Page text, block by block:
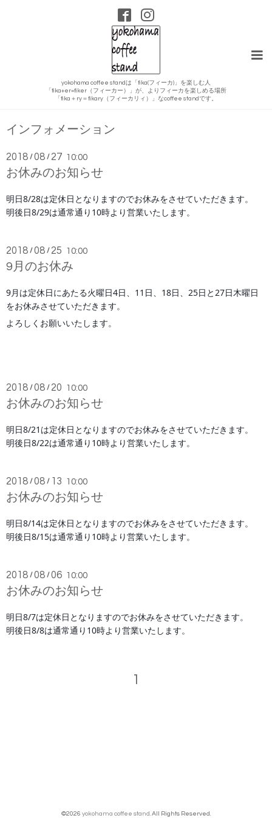
yokohama coffee standは「fika(フィーカ)」を楽しむ人
「fika+er=fiker（フィーカー）」が、よりフィーカを楽しめる場所
「fika＋ry＝fikary（フィーカリィ）」なcoffee standです。
インフォメーション
2018 /08 / 27 10:00
お休みのお知らせ
明日8/28は定休日となりますのでお休みをさせていただきます。
明後日8/29は通常通り10時より営業いたします。
2018 /08 / 25 10:00
9月のお休み
9月は定休日にあたる火曜日4日、11日、18日、25日と27日木曜日
をお休みさせていただきます。
よろしくお願いいたします。
2018 /08 / 20 10:00
お休みのお知らせ
明日8/21は定休日となりますのでお休みをさせていただきます。
明後日8/22は通常通り10時より営業いたします。
2018 /08 / 13 10:00
お休みのお知らせ
明日8/14は定休日となりますのでお休みをさせていただきます。
明後日8/15は通常通り10時より営業いたします。
2018 /08 /06 10:00
お休みのお知らせ
明日8/7は定休日となりますのでお休みをさせていただきます。
明後日8/8は通常通り10時より営業いたします。
1
©2026 yokohama coffee stand . All Rights Reserved.